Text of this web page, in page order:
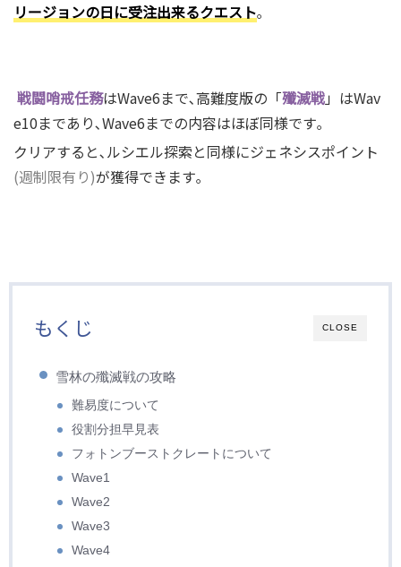
リージョンの日に受注出来るクエスト｡
戦闘哨戒任務はWave6まで､高難度版の「殲滅戦」はWav
e10まであり､Wave6までの内容はほぼ同様です｡
クリアすると､ルシエル探索と同様にジェネシスポイント
(週制限有り)が獲得できます｡
CLOSE
もくじ
雪林の殲滅戦の攻略
難易度について
役割分担早見表
フォトンブーストクレートについて
Wave1
Wave2
Wave3
Wave4